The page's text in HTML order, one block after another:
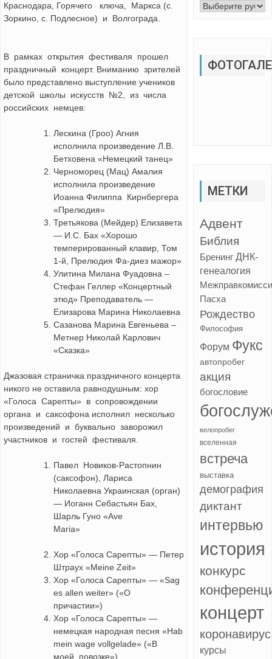
Краснодара, Горячего ключа, Маркса (с.
Зоркино, с. Подлесное) и Волгограда.
В рамках открытия фестиваля прошел
праздничный концерт. Вниманию зрителей
было представлено выступление учеников
детской школы искусств №2, из числа
российских немцев:
Лескина (Гроо) Агния
исполнила произведение Л.В.
Бетховена «Немецкий танец»
Черноморец (Мац) Амалия
исполнила произведение
Иоанна Филиппа Кирнбергера
«Прелюдия»
Третьякова (Мейдер) Елизавета
— И.С. Бах «Хорошо
темперированный клавир, Том
1-й, Прелюдия Фа-диез мажор»
Улитина Милана Фуадовна –
Стефан Геллер «Концертный
этюд» Преподаватель —
Елизарова Марина Николаевна
Сазанова Марина Евгеньева –
Метнер Николай Карлович
«Сказка»
Джазовая страничка праздничного концерта
никого не оставила равнодушным: хор
«Голоса Сарепты» в сопровождении
органа и саксофона исполнил несколько
произведений и буквально заворожил
участников и гостей фестиваля.
Павел Новиков-Растопнин
(саксофон), Лариса
Николаевна Украинская (орган)
— Иоганн Себастьян Бах,
Шарль Гуно «Ave
Maria»
Хор «Голоса Сарепты» — Петер
Штраух «Meine Zeit»
Хор «Голоса Сарепты» — «Sag
es allen weiter» («О
причастии»)
Хор «Голоса Сарепты» —
немецкая народная песня «Hab
mein wage vollgelade» («В
моей повозке»)
Рубрики
МЕТКИ
Адвент
Библия
Бренинг ДНК-
генеалогия
Пасха
Рождество
Философия
Форум Фукс
автопробег
акция
богословие
велопробег
вселенная
встреча
выставка
демография
диктант
интервью
история
конкурс
концерт
коронавирус
курсы